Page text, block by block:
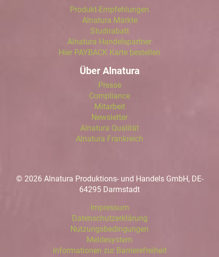
Produkt-Empfehlungen
Alnatura Märkte
Studirabatt
Alnatura Handelspartner
Hier PAYBACK Karte bestellen
Über Alnatura
Presse
Compliance
Mitarbeit
Newsletter
Alnatura Qualität
Alnatura Frankreich
© 2026 Alnatura Produktions- und Handels GmbH, DE-
64295 Darmstadt
Impressum
Datenschutzerklärung
Nutzungsbedingungen
Meldesystem
Informationen zur Barrierefreiheit